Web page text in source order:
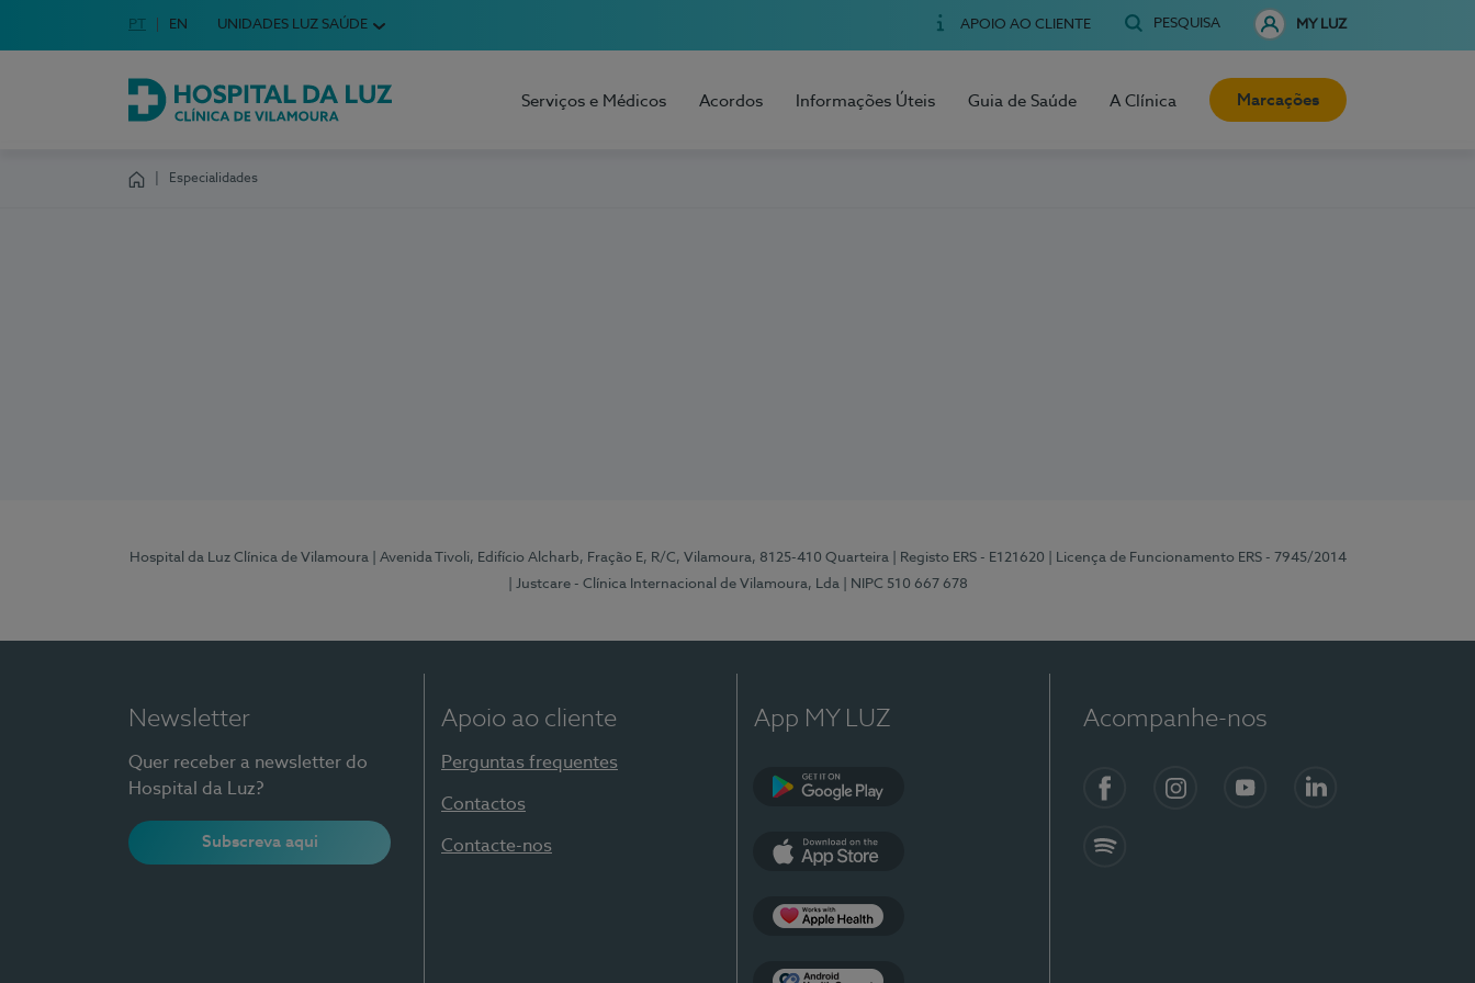
Escolha o seu idioma
Idioma em Português
PT English Language
EN UNIDADES LUZ SAÚDE APOIO AO CLIENTE PESQUISA MY LUZ
Hospital da Luz Clínica de Vilamoura
Serviços e Médicos Acordos Informações Úteis Guia de Saúde A Clínica Marcações
Especialidades
Hospital da Luz Clínica de Vilamoura | Avenida Tivoli, Edifício Alcharb, Fração E, R/C, Vilamoura, 8125-410 Quarteira | Registo ERS - E121620
| Licença de Funcionamento ERS - 7945/2014
| Justcare - Clínica Internacional de Vilamoura, Lda
| NIPC 510 667 678
Newsletter
Quer receber a newsletter do
Hospital da Luz?
Subscreva aqui
Apoio ao cliente
Perguntas frequentes
Contactos
Contacte-nos
App MY LUZ Acompanhe-nos